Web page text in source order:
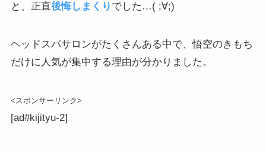
と、正直後悔しまくり でした…( ;∀;)
ヘッドスパサロンがたくさんある中で、悟空のきもち
だけに人気が集中する理由が分かりました。
<スポンサーリンク>
[ad#kijityu-2]